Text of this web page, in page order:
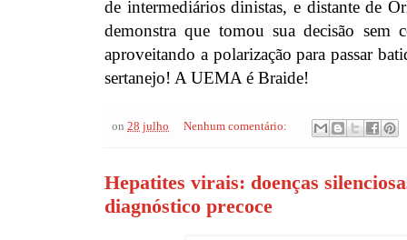
de intermediários dinistas, e distante de
demonstra que tomou sua decisão
aproveitando a polarização para passar
sertanejo! A UEMA é Braide!
on 28 julho Nenhum comentário:
Hepatites virais: doenças
diagnóstico precoce